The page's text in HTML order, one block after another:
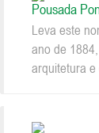
Pousada
Leva este
ano de
arquitetura